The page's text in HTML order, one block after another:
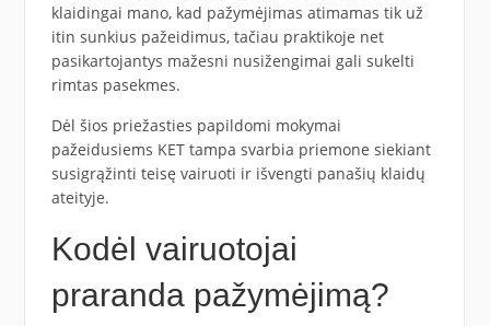
klaidingai mano, kad pažymėjimas atimamas tik už
itin sunkius pažeidimus, tačiau praktikoje net
pasikartojantys mažesni nusižengimai gali sukelti
rimtas pasekmes.
Dėl šios priežasties papildomi mokymai
pažeidusiems KET tampa svarbia priemone siekiant
susigrąžinti teisę vairuoti ir išvengti panašių klaidų
ateityje.
Kodėl vairuotojai
praranda pažymėjimą?